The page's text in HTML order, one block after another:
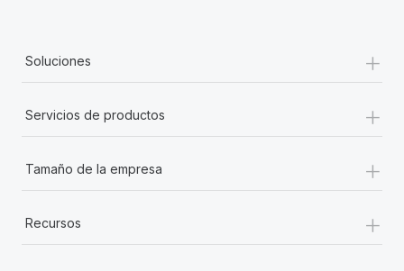
Soluciones +
Servicios de productos +
Tamaño de la empresa +
Recursos +